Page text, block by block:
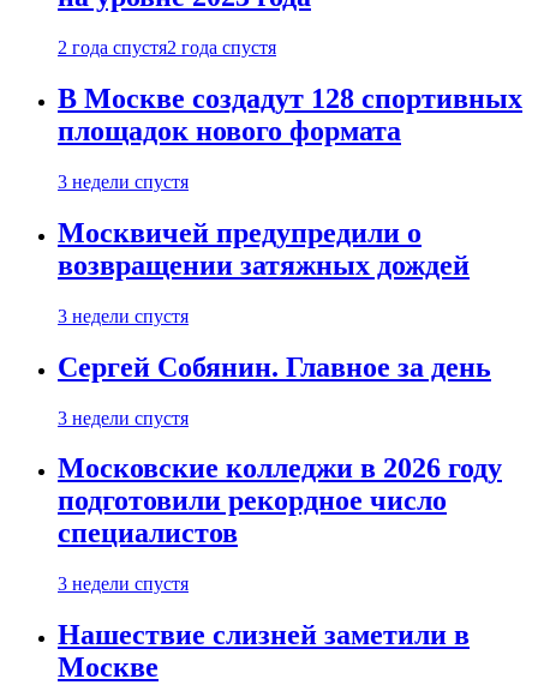
2 года спустя2 года спустя
В Москве создадут 128 спортивных
площадок нового формата
3 недели спустя
Москвичей предупредили о
возвращении затяжных дождей
3 недели спустя
Сергей Собянин. Главное за день
3 недели спустя
Московские колледжи в 2026 году
подготовили рекордное число
специалистов
3 недели спустя
Нашествие слизней заметили в
Москве